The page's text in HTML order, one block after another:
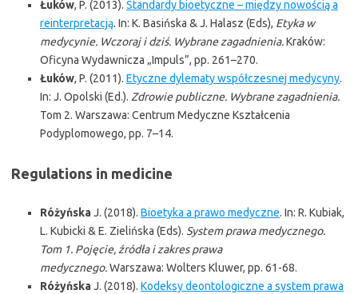
Łuków, P. (2013). Standardy bioetyczne – między nowością a
reinterpretacją. In: K. Basińska & J. Halasz (Eds), Etyka w
medycynie. Wczoraj i dziś. Wybrane zagadnienia.Kraków:
Oficyna Wydawnicza „Impuls”, pp. 261–270.
Łuków, P. (2011). Etyczne dylematy współczesnej medycyny.
In: J. Opolski (Ed.). Zdrowie publiczne. Wybrane zagadnienia.
Tom 2. Warszawa: Centrum Medyczne Kształcenia
Podyplomowego, pp. 7–14.
Regulations in medicine
RóżyńskaJ. (2018). Bioetyka a prawo medyczne. In: R. Kubiak,
L. Kubicki & E. Zielińska (Eds). System prawa medycznego.
Tom 1. Pojęcie, źródła i zakres prawa
medycznego.Warszawa: Wolters Kluwer, pp. 61-68.
RóżyńskaJ. (2018). Kodeksy deontologiczne a system prawa